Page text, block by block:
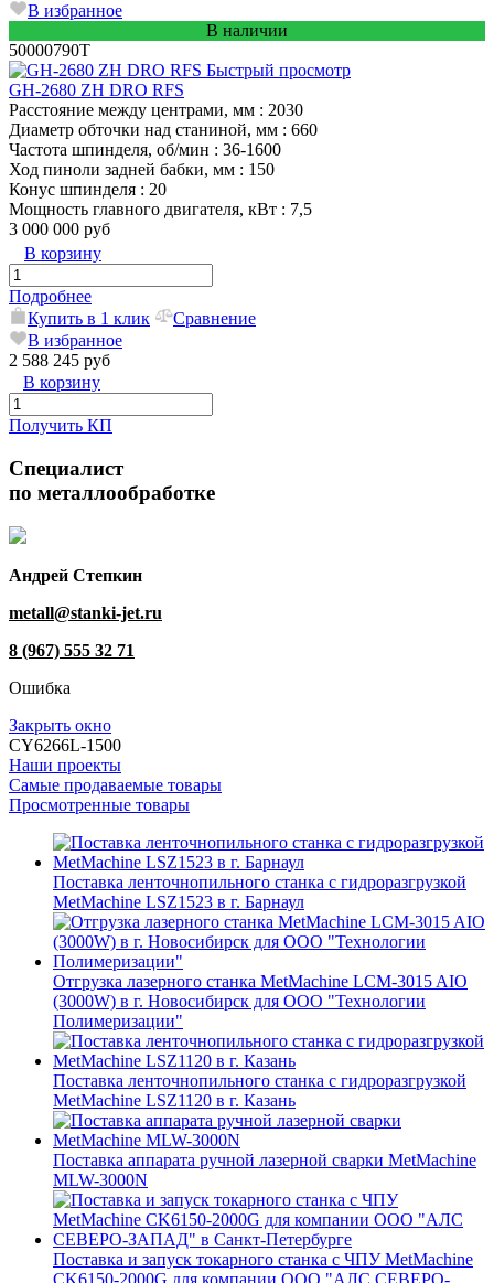
В избранное
В наличии
50000790T
Быстрый просмотр
GH-2680 ZH DRO RFS
Расстояние между центрами, мм : 2030
Диаметр обточки над станиной, мм : 660
Частота шпинделя, об/мин : 36-1600
Ход пиноли задней бабки, мм : 150
Конус шпинделя : 20
Мощность главного двигателя, кВт : 7,5
3 000 000 руб
В корзину
Подробнее
Купить в 1 клик
Сравнение
В избранное
2 588 245 руб
В корзину
Получить КП
Специалист
по металлообработке
Андрей Степкин
metall@stanki-jet.ru
8 (967) 555 32 71
Ошибка
Закрыть окно
CY6266L-1500
Наши проекты
Самые продаваемые товары
Просмотренные товары
Поставка ленточнопильного станка c гидроразгрузкой
MetMachine LSZ1523 в г. Барнаул
Отгрузка лазерного станка MetMachine LCM-3015 AIO
(3000W) в г. Новосибирск для ООО "Технологии
Полимеризации"
Поставка ленточнопильного станка c гидроразгрузкой
MetMachine LSZ1120 в г. Казань
Поставка аппарата ручной лазерной сварки MetMachine
MLW-3000N
Поставка и запуск токарного станка с ЧПУ MetMachine
CK6150-2000G для компании ООО "АЛС СЕВЕРО-